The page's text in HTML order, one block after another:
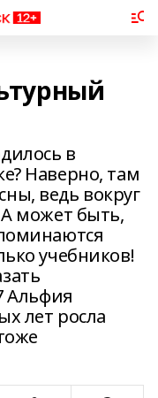
в
Наверно, там
ведь вокруг
А может быть,
учебников!
Альфия
лет росла